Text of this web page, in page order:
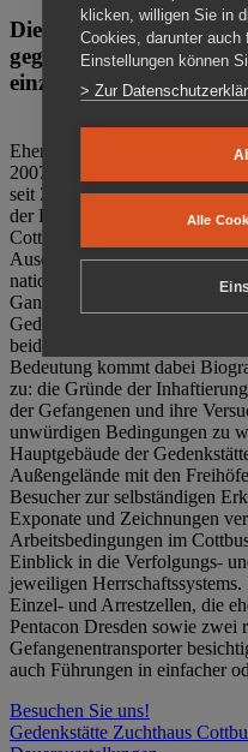
Die Gedenkstätte
gegen das Vergessen.
einzigartig.
Ehemalige politische Häftlinge
2007 den Verein
seit 2011 Eigentümer des
der Bautzener Straße und
Cottbus ist. Im Zentrum der
Auseinandersetzung mit
nationalsozialistischen
Ganzjährig zeigen mehrere
Gedenkstätte Zuchthaus
beiden deutschen Diktaturen
Bedeutung kommt dabei
zu: die Gründe der
der Gefangenen und ihre
unwürdigen Bedingungen zu
Hauptgebäude der
Außengelände mit den
Besucher zur selbständigen
Exponate und Zeichnungen
Arbeitsbedingungen im
Einblick in die Verfolgungs-
jeweiligen
Einzel- und Arrestzellen, die
Pentacon Dresden sowie zwei
Gefangenentransporter
auch Führungen in einfacher
Besuchen Sie uns!
Gedenkstätte Zuchthaus
klicken, willigen Sie in
Cookies, darunter
Einstellungen können
> Zur
Alle